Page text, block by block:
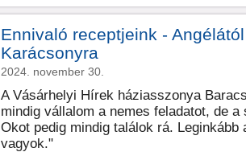
Ennivaló receptjeink -
Karácsonyra
2024. november 30.
A Vásárhelyi Hírek háziasszonya
mindig vállalom a nemes feladatot, de
Okot pedig mindig találok rá. Leginkább
vagyok."